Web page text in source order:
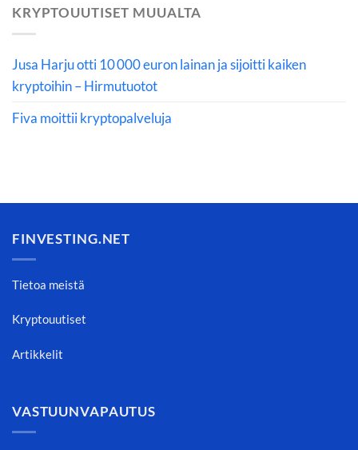
KRYPTOUUTISET MUUALTA
Jusa Harju otti 10 000 euron lainan ja sijoitti kaiken
kryptoihin – Hirmutuotot
Fiva moittii kryptopalveluja
FINVESTING.NET
Tietoa meistä
Kryptouutiset
Artikkelit
VASTUUNVAPAUTUS